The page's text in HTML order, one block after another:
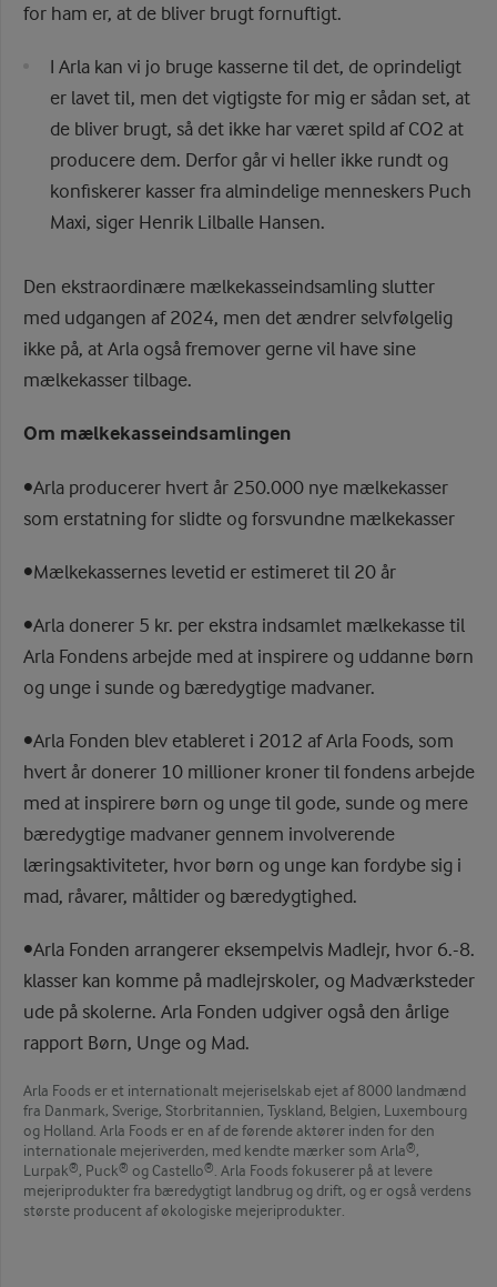
for ham er, at de bliver brugt fornuftigt.
I Arla kan vi jo bruge kasserne til det, de oprindeligt
er lavet til, men det vigtigste for mig er sådan set, at
de bliver brugt, så det ikke har været spild af CO2 at
producere dem. Derfor går vi heller ikke rundt og
konfiskerer kasser fra almindelige menneskers Puch
Maxi, siger Henrik Lilballe Hansen.
Den ekstraordinære mælkekasseindsamling slutter
med udgangen af 2024, men det ændrer selvfølgelig
ikke på, at Arla også fremover gerne vil have sine
mælkekasser tilbage.
Om mælkekasseindsamlingen
•Arla producerer hvert år 250.000 nye mælkekasser
som erstatning for slidte og forsvundne mælkekasser
•Mælkekassernes levetid er estimeret til 20 år
•Arla donerer 5 kr. per ekstra indsamlet mælkekasse til
Arla Fondens arbejde med at inspirere og uddanne børn
og unge i sunde og bæredygtige madvaner.
•Arla Fonden blev etableret i 2012 af Arla Foods, som
hvert år donerer 10 millioner kroner til fondens arbejde
med at inspirere børn og unge til gode, sunde og mere
bæredygtige madvaner gennem involverende
læringsaktiviteter, hvor børn og unge kan fordybe sig i
mad, råvarer, måltider og bæredygtighed.
•Arla Fonden arrangerer eksempelvis Madlejr, hvor 6.-8.
klasser kan komme på madlejrskoler, og Madværksteder
ude på skolerne. Arla Fonden udgiver også den årlige
rapport Børn, Unge og Mad.
Arla Foods er et internationalt mejeriselskab ejet af 8000 landmænd
fra Danmark, Sverige, Storbritannien, Tyskland, Belgien, Luxembourg
og Holland. Arla Foods er en af de førende aktører inden for den
internationale mejeriverden, med kendte mærker som Arla®,
Lurpak®, Puck® og Castello®. Arla Foods fokuserer på at levere
mejeriprodukter fra bæredygtigt landbrug og drift, og er også verdens
største producent af økologiske mejeriprodukter.